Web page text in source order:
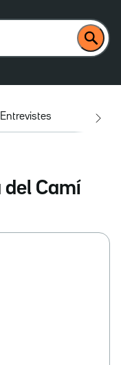
Entrevistes El
del Camí